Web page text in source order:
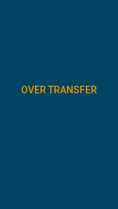
OVER TRANSFER